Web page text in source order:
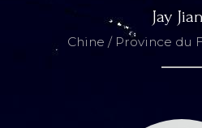
Jay
Chine / Province du